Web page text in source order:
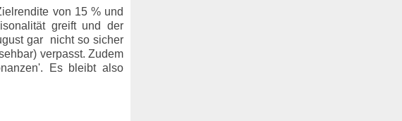
von 15 % und
greift und der
gar nicht so sicher
verpasst. Zudem
Es bleibt also